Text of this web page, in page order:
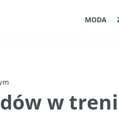
MODA
w